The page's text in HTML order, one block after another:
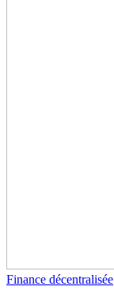
Finance décentralisée